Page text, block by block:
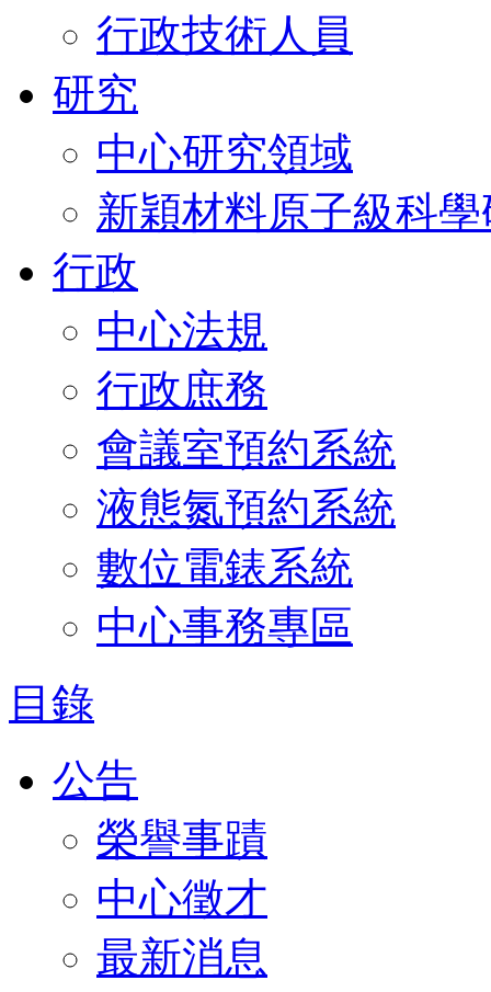
行政技術人員
研究
中心研究領域
新穎材料原子級科
行政
中心法規
行政庶務
會議室預約系統
液態氮預約系統
數位電錶系統
中心事務專區
目錄
公告
榮譽事蹟
中心徵才
最新消息